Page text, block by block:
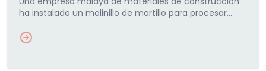
ha instalado un molinillo de martillo para procesar
La máquina…